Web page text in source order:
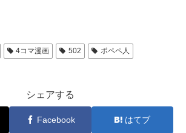
4コマ漫画 502
ポペペ人
シェアする
Facebook はてブ